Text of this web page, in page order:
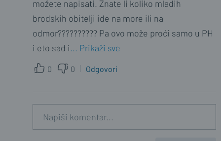
možete napisati. Znate li koliko mladih
brodskih obitelji ide na more ili na
odmor?????????? Pa ovo može proći samo u PH
i eto sad i... Prikaži sve
0 0 Odgovori